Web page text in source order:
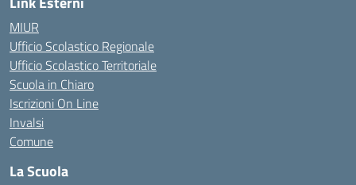
MIUR
Ufficio Scolastico Regionale
Ufficio Scolastico Territoriale
Scuola in Chiaro
Iscrizioni On Line
Invalsi
Comune
La Scuola